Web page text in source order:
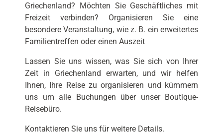
Griechenland? Möchten Sie Geschäftliches mit
Freizeit verbinden? Organisieren Sie eine
besondere Veranstaltung, wie z. B. ein erweitertes
Familientreffen oder einen Auszeit
Lassen Sie uns wissen, was Sie sich von Ihrer
Zeit in Griechenland erwarten, und wir helfen
Ihnen, Ihre Reise zu organisieren und kümmern
uns um alle Buchungen über unser Boutique-
Reisebüro.
Kontaktieren Sie uns für weitere Details.